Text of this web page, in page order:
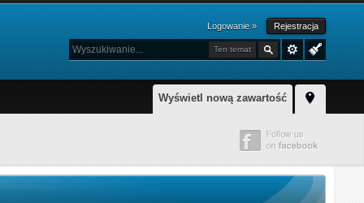
Logowanie » Rejestracja
Ten temat
Wyświetl nową zawartość